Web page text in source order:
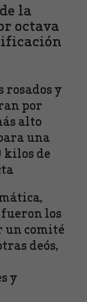
la
octava
rosados y
por
alto
una
kilos de
los
un comité
deós,
y